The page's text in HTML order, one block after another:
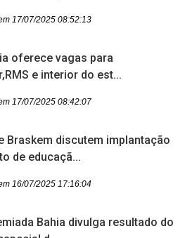
17/07/2025 08:52:13
oferece vagas para
e interior do est...
17/07/2025 08:42:07
Braskem discutem implantação
de educaçã...
16/07/2025 17:16:04
Bahia divulga resultado do